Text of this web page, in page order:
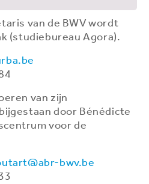
van de BWV wordt
(studiebureau Agora).
van zijn
door Bénédicte
voor de
bwv.be